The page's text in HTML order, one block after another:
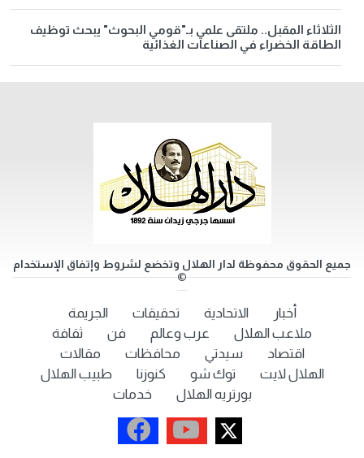
الثلاثاء المقبل.. ملتقى علمي بـ"قومي البحوث" يبحث توظيف
الطاقة الخضراء في الصناعات الغذائية
جميع الحقوق محفوظة لدار الهلال وتخضع لشروط وإتفاق الإستخدام
©
أخبار الاتحادية تحقيقات
الجريمة
ملاعب الهلال
عرب وعالم فن
ثقافة
اقتصاد
سيدتي محافظات
مقالات
الهلال لايت
توك شو كنوزنا
طبيب الهلال
بورتريه الهلال
خدمات